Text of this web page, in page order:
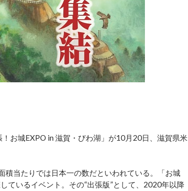
お城EXPO in 滋賀・びわ湖」が10月20日、滋賀県米
当たりでは日本一の数だといわれている。「お城
ているイベント。その“出張版”として、2020年以降